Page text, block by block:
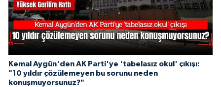
Kemal Aygün'den AK Parti'ye 'tabelasız okul' çıkışı:
"10 yıldır çözülemeyen bu sorunu neden
konuşmuyorsunuz?"